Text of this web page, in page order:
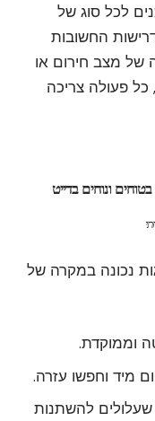
לכל סוג של
החשובות
של מצב חירום או
כל פעולה צריכה
ונוחים בדייט
נכונה במקרה של
וממוקדת.
מיד וחפשו עזרה.
להשתנות